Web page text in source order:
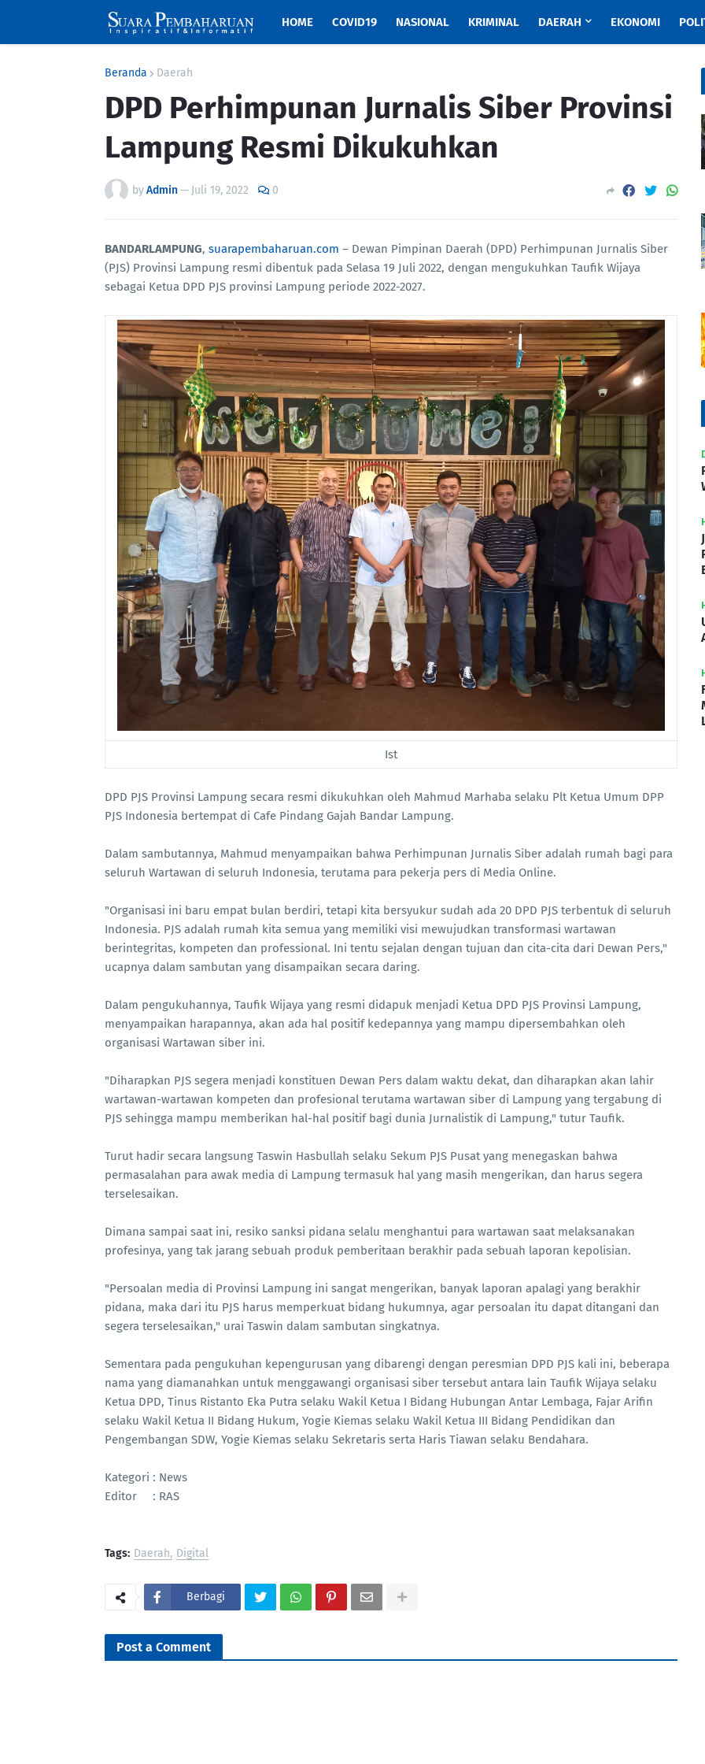
HOME COVID19 NASIONAL KRIMINAL DAERAH EKONOMI
Beranda Daerah
DPD Perhimpunan Jurnalis Siber Provinsi
Lampung Resmi Dikukuhkan
byAdmin— Juli 19, 2022 0
BANDARLAMPUNG, suarapembaharuan.com – Dewan Pimpinan Daerah (DPD) Perhimpunan Jurnalis Siber
(PJS) Provinsi Lampung resmi dibentuk pada Selasa 19 Juli 2022, dengan mengukuhkan Taufik Wijaya
sebagai Ketua DPD PJS provinsi Lampung periode 2022-2027.
Ist
DPD PJS Provinsi Lampung secara resmi dikukuhkan oleh Mahmud Marhaba selaku Plt Ketua Umum DPP
PJS Indonesia bertempat di Cafe Pindang Gajah Bandar Lampung.
Dalam sambutannya, Mahmud menyampaikan bahwa Perhimpunan Jurnalis Siber adalah rumah bagi para
seluruh Wartawan di seluruh Indonesia, terutama para pekerja pers di Media Online.
"Organisasi ini baru empat bulan berdiri, tetapi kita bersyukur sudah ada 20 DPD PJS terbentuk di seluruh
Indonesia. PJS adalah rumah kita semua yang memiliki visi mewujudkan transformasi wartawan
berintegritas, kompeten dan professional. Ini tentu sejalan dengan tujuan dan cita-cita dari Dewan Pers,"
ucapnya dalam sambutan yang disampaikan secara daring.
Dalam pengukuhannya, Taufik Wijaya yang resmi didapuk menjadi Ketua DPD PJS Provinsi Lampung,
menyampaikan harapannya, akan ada hal positif kedepannya yang mampu dipersembahkan oleh
organisasi Wartawan siber ini.
"Diharapkan PJS segera menjadi konstituen Dewan Pers dalam waktu dekat, dan diharapkan akan lahir
wartawan-wartawan kompeten dan profesional terutama wartawan siber di Lampung yang tergabung di
PJS sehingga mampu memberikan hal-hal positif bagi dunia Jurnalistik di Lampung," tutur Taufik.
Turut hadir secara langsung Taswin Hasbullah selaku Sekum PJS Pusat yang menegaskan bahwa
permasalahan para awak media di Lampung termasuk hal yang masih mengerikan, dan harus segera
terselesaikan.
Dimana sampai saat ini, resiko sanksi pidana selalu menghantui para wartawan saat melaksanakan
profesinya, yang tak jarang sebuah produk pemberitaan berakhir pada sebuah laporan kepolisian.
"Persoalan media di Provinsi Lampung ini sangat mengerikan, banyak laporan apalagi yang berakhir
pidana, maka dari itu PJS harus memperkuat bidang hukumnya, agar persoalan itu dapat ditangani dan
segera terselesaikan," urai Taswin dalam sambutan singkatnya.
Sementara pada pengukuhan kepengurusan yang dibarengi dengan peresmian DPD PJS kali ini, beberapa
nama yang diamanahkan untuk menggawangi organisasi siber tersebut antara lain Taufik Wijaya selaku
Ketua DPD, Tinus Ristanto Eka Putra selaku Wakil Ketua I Bidang Hubungan Antar Lembaga, Fajar Arifin
selaku Wakil Ketua II Bidang Hukum, Yogie Kiemas selaku Wakil Ketua III Bidang Pendidikan dan
Pengembangan SDW, Yogie Kiemas selaku Sekretaris serta Haris Tiawan selaku Bendahara.
Kategori : News
Editor : RAS
Tags: Daerah Digital
Berbagi
Post a Comment